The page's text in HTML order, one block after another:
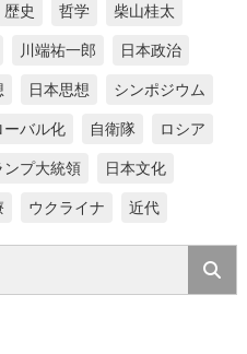
歴史 哲学 柴山桂太
川端祐一郎 日本政治
日本思想 シンポジウム
ーバル化 自衛隊 ロシア
ンプ大統領 日本文化
ウクライナ 近代